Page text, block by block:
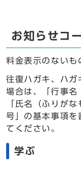
お知らせコ
料金表示のないも
往復ハガキ、ハガ
場合は、「行事名
「氏名（ふりが
号」の基本事項を
てください。
学ぶ